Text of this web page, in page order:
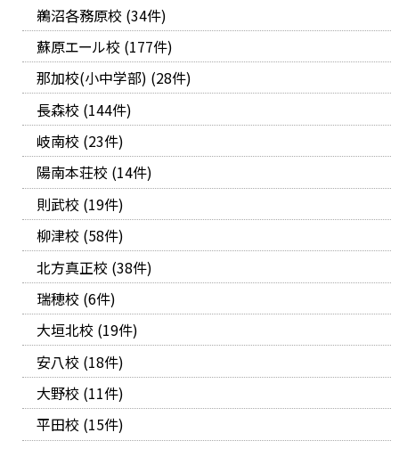
鵜沼各務原校 (34件)
蘇原エール校 (177件)
那加校(小中学部) (28件)
長森校 (144件)
岐南校 (23件)
陽南本荘校 (14件)
則武校 (19件)
柳津校 (58件)
北方真正校 (38件)
瑞穂校 (6件)
大垣北校 (19件)
安八校 (18件)
大野校 (11件)
平田校 (15件)